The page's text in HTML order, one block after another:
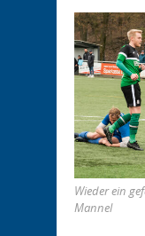
Wieder ein
Mannel